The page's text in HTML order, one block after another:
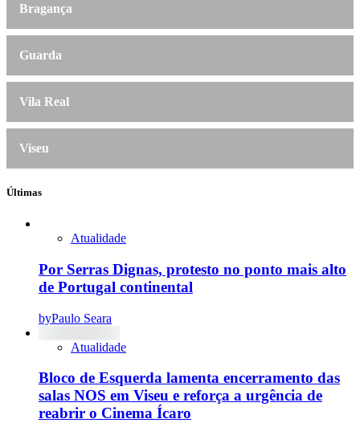
Bragança
Guarda
Vila Real
Viseu
Últimas
Atualidade
Por Serras Dignas, protesto no ponto mais alto
de Portugal continental
byPaulo Seara
Atualidade
Bloco de Esquerda lamenta encerramento das
salas NOS em Viseu e reforça a urgência de
reabrir o Cinema Ícaro